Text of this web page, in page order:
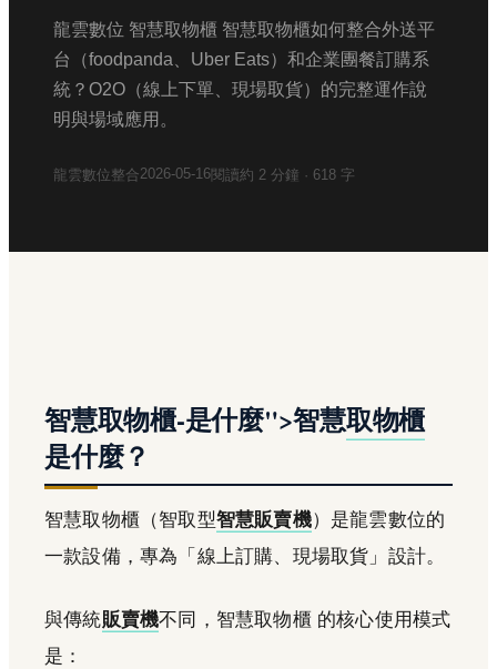
龍雲數位 智慧取物櫃 智慧取物櫃如何整合外送平
台（foodpanda、Uber Eats）和企業團餐訂購系
統？O2O（線上下單、現場取貨）的完整運作說
明與場域應用。
龍雲數位整合2026-05-16閱讀約 2 分鐘 · 618 字
智慧取物櫃-是什麼">智慧取物櫃
是什麼？
智慧取物櫃（智取型智慧販賣機）是龍雲數位的
一款設備，專為「線上訂購、現場取貨」設計。
與傳統販賣機不同，智慧取物櫃 的核心使用模式
是：